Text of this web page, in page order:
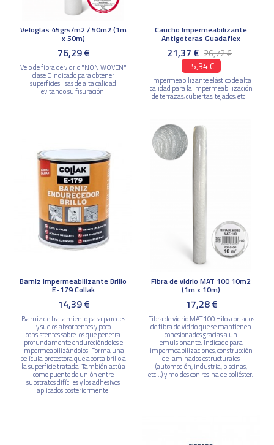
Veloglas 45grs/m2 / 50m2 (1m
x 50m)
76,29 €
Velo de fibra de vidrio "NON WOVEN"
clase E indicado para obtener
superficies lisas de alta calidad
evitando su fisuración.
Caucho Impermeabilizante
Antigoteras Guadaflex
21,37 € 26,72 €
-5,34 €
Impermeabilizante elástico de alta
calidad para la impermeabilización
de terrazas, cubiertas, tejados, etc...
Barniz Impermeabilizante Brillo
E-179 Collak
14,39 €
Barniz de tratamiento para paredes
y suelos absorbentes y poco
consistentes sobre los que penetra
profundamente endureciéndolos e
impermeabilizándolos. Forma una
película protectora que aporta brillo a
la superficie tratada. También actúa
como puente de unión entre
substratos difíciles y los adhesivos
aplicados posteriormente.
Fibra de vidrio MAT 100 10m2
(1m x 10m)
17,28 €
Fibra de vidrio MAT 100 Hilos cortados
de fibra de vidrio que se mantienen
cohesionados gracias a un
emulsionante. Indicado para
impermeabilizaciones, construcción
de laminados estructurales
(automoción, industria, piscinas,
etc...) y moldes con resina de poliéster.